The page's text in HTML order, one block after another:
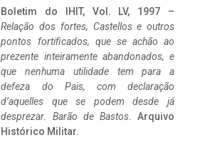
Boletim do IHIT, Vol. LV, 1997 –
Relação dos fortes, Castellos e outros
pontos fortificados, que se achão ao
prezente inteiramente abandonados, e
que nenhuma utilidade tem para a
defeza do Pais, com declaração
d’aquelles que se podem desde já
desprezar. Barão de Bastos. Arquivo
Histórico Militar.